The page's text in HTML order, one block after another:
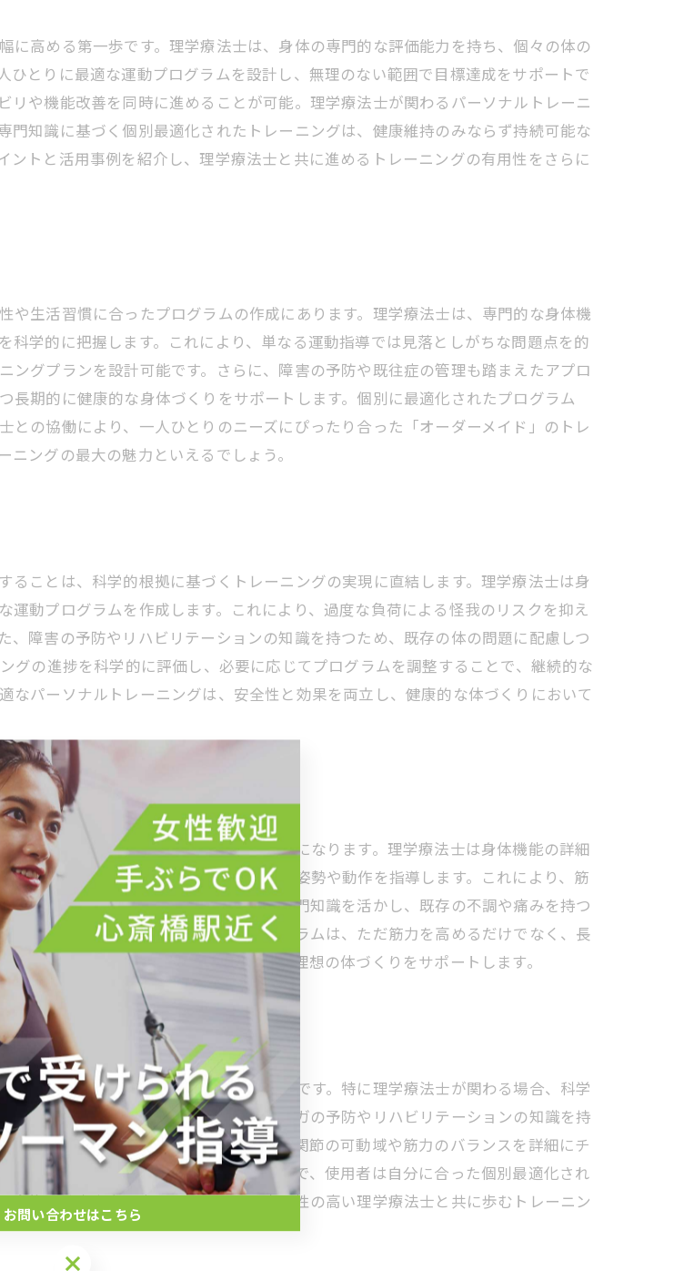
高める第一歩です。理学療法士は、身体の専門的な評価能力を持ち、個々の体の
とりに最適な運動プログラムを設計し、無理のない範囲で目標達成をサポートで
や機能改善を同時に進めることが可能。理学療法士が関わるパーソナルトレーニ
知識に基づく個別最適化されたトレーニングは、健康維持のみならず持続可能な
トと活用事例を紹介し、理学療法士と共に進めるトレーニングの有用性をさらに
生活習慣に合ったプログラムの作成にあります。理学療法士は、専門的な身体機
学的に把握します。これにより、単なる運動指導では見落としがちな問題点を的
グプランを設計可能です。さらに、障害の予防や既往症の管理も踏まえたアプロ
期的に健康的な身体づくりをサポートします。個別に最適化されたプログラム
の協働により、一人ひとりのニーズにぴったり合った「オーダーメイド」のトレ
ングの最大の魅力といえるでしょう。
ことは、科学的根拠に基づくトレーニングの実現に直結します。理学療法士は身
動プログラムを作成します。これにより、過度な負荷による怪我のリスクを抑え
障害の予防やリハビリテーションの知識を持つため、既存の体の問題に配慮しつ
グの進捗を科学的に評価し、必要に応じてプログラムを調整することで、継続的な
パーソナルトレーニングは、安全性と効果を両立し、健康的な体づくりにおいて
を抑えながら効率的に目標達成が可能になります。理学療法士は身体機能の詳細
ない運動プログラムを設計し、正しい姿勢や動作を指導します。これにより、筋
です。また、リハビリテーションの専門知識を活かし、既存の不調や痛みを持つ
の共同による個別最適化されたプログラムは、ただ筋力を高めるだけでなく、長
と効果を兼ね備えたトレーニングで、理想の体づくりをサポートします。
運動プログラムを作成することが重要です。特に理学療法士が関わる場合、科学
グが提供されます。理学療法士は、ケガの予防やリハビリテーションの知識を持
率的に目標達成へ導きます。例えば、関節の可動域や筋力のバランスを詳細にチ
のように、理学療法士と連携することで、使用者は自分に合った個別最適化され
後は健康志向の高まりとともに、専門性の高い理学療法士と共に歩むトレーニン
お問い合わせはこちら